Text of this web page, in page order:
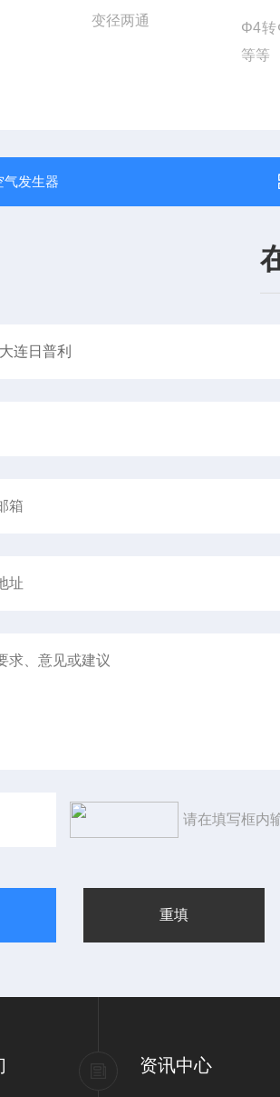
变径两通
Φ4转
等等
气发生器
请在填写框内
资讯中心